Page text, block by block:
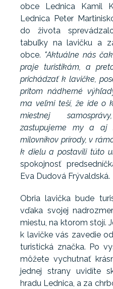
obce Lednica Kamil
Lednica Peter
do života
tabuľky na lavičku a
obce. "Aktuálne nás
praje turistikám, a
prichádzať k lavičke,
pritom nádherné
ma veľmi teší, že ide o
miestnej
zastupujeme my a aj
milovníkov prírody, v
k dielu a postavili túto
spokojnosť
Eva Dudová Frývaldská.
Obria lavička bude
vďaka svojej
miestu, na ktorom stojí.
k lavičke vás zavedie
turistická značka. Po
môžete vychutnať
jednej strany uvidíte
hradu Lednica, a za